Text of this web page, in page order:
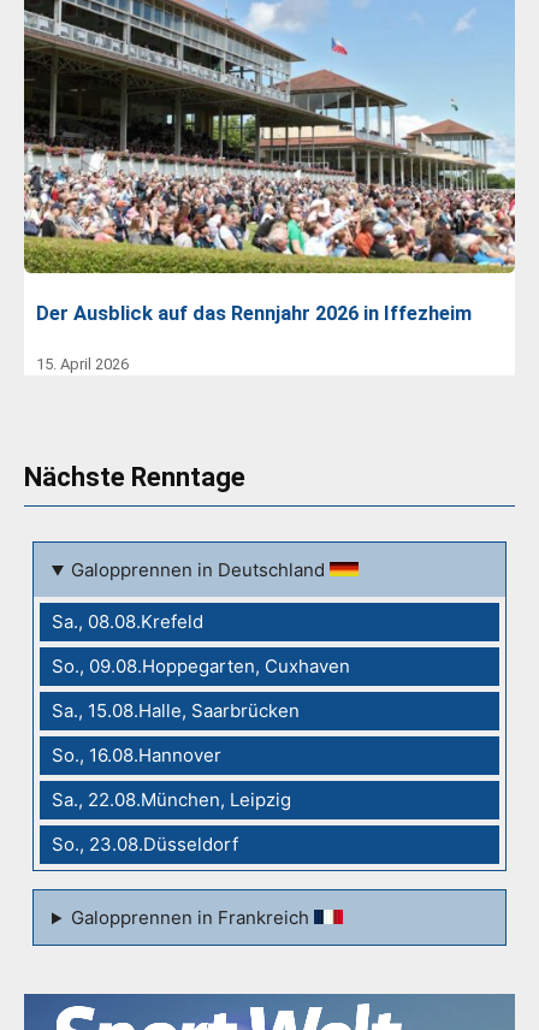
Der Ausblick auf das Rennjahr 2026 in Iffezheim
15. April 2026
Nächste Renntage
Galopprennen in Deutschland
Sa., 08.08.Krefeld
So., 09.08.Hoppegarten, Cuxhaven
Sa., 15.08.Halle, Saarbrücken
So., 16.08.Hannover
Sa., 22.08.München, Leipzig
So., 23.08.Düsseldorf
Galopprennen in Frankreich